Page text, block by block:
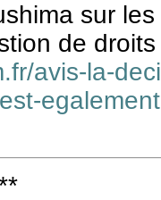
sur
de droits
avis-la-